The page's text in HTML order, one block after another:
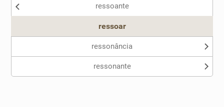
ressoante
ressoar
ressonância
ressonante